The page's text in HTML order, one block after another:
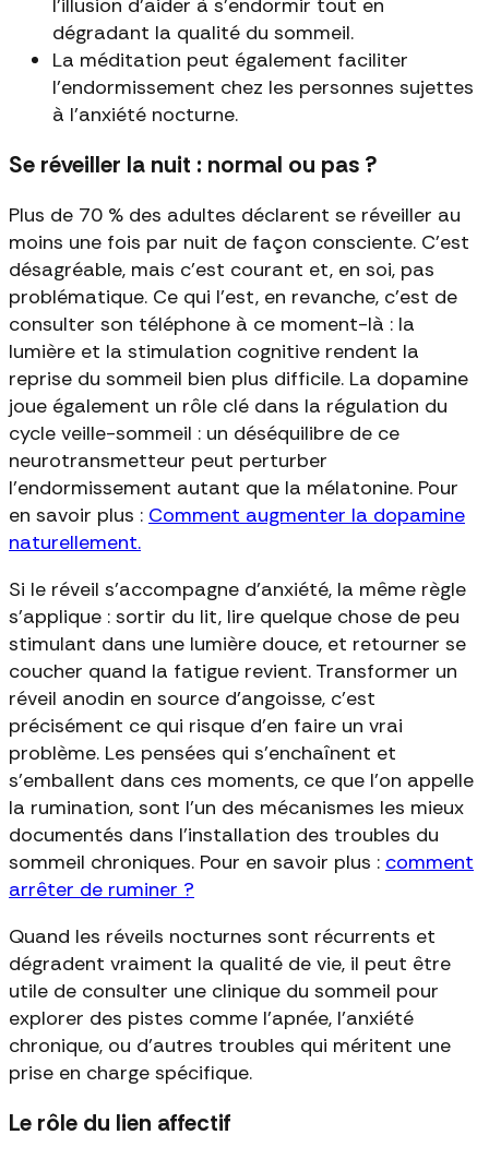
l'illusion d'aider à s'endormir tout en
dégradant la qualité du sommeil.
La méditation peut également faciliter
l'endormissement chez les personnes sujettes
à l'anxiété nocturne.
Se réveiller la nuit : normal ou pas ?
Plus de 70 % des adultes déclarent se réveiller au
moins une fois par nuit de façon consciente. C'est
désagréable, mais c'est courant et, en soi, pas
problématique. Ce qui l'est, en revanche, c'est de
consulter son téléphone à ce moment-là : la
lumière et la stimulation cognitive rendent la
reprise du sommeil bien plus difficile. La dopamine
joue également un rôle clé dans la régulation du
cycle veille-sommeil : un déséquilibre de ce
neurotransmetteur peut perturber
l'endormissement autant que la mélatonine. Pour
en savoir plus : Comment augmenter la dopamine
naturellement.
Si le réveil s'accompagne d'anxiété, la même règle
s'applique : sortir du lit, lire quelque chose de peu
stimulant dans une lumière douce, et retourner se
coucher quand la fatigue revient. Transformer un
réveil anodin en source d'angoisse, c'est
précisément ce qui risque d'en faire un vrai
problème. Les pensées qui s'enchaînent et
s'emballent dans ces moments, ce que l'on appelle
la rumination, sont l'un des mécanismes les mieux
documentés dans l'installation des troubles du
sommeil chroniques. Pour en savoir plus : comment
arrêter de ruminer ?
Quand les réveils nocturnes sont récurrents et
dégradent vraiment la qualité de vie, il peut être
utile de consulter une clinique du sommeil pour
explorer des pistes comme l'apnée, l'anxiété
chronique, ou d'autres troubles qui méritent une
prise en charge spécifique.
Le rôle du lien affectif